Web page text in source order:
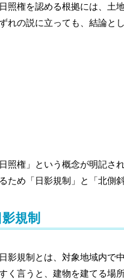
照権を認める根拠には、土
れの説に立っても、結論と
日照権」という概念が明記
ため「日影規制」と「北側
影規制
影規制とは、対象地域内で
く言うと、建物を建てる場